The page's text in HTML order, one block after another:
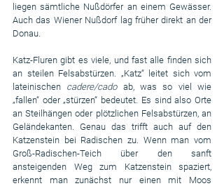
liegen sämtliche Nußdörfer an einem Gewässer.
Auch das Wiener Nußdorf lag früher direkt an der
Donau.
Katz-Fluren gibt es viele, und fast alle finden sich
an steilen Felsabstürzen. „Katz“ leitet sich vom
lateinischen cadere/cado ab, was so viel wie
„fallen“ oder „stürzen“ bedeutet. Es sind also Orte
an Steilhängen oder plötzlichen Felsabstürzen, an
Geländekanten. Genau das trifft auch auf den
Katzenstein bei Radischen zu. Wenn man vom
Groß-Radischen-Teich über den sanft
ansteigenden Weg zum Katzenstein spaziert,
erkennt man zunächst nur einen mit Moos